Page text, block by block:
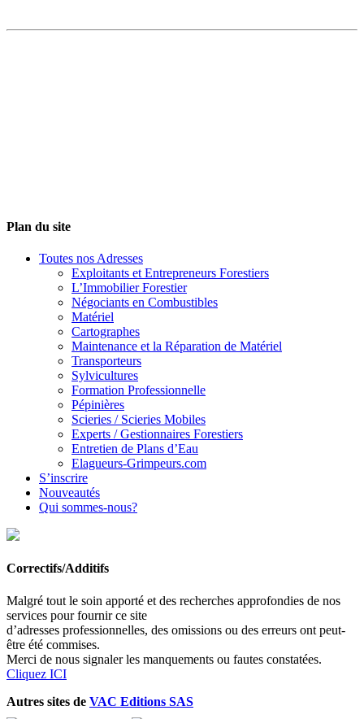
Plan du site
Toutes nos Adresses
Exploitants et Entrepreneurs Forestiers
L’Immobilier Forestier
Négociants en Combustibles
Matériel
Cartographes
Maintenance et la Réparation de Matériel
Transporteurs
Sylvicultures
Formation Professionnelle
Pépinières
Scieries / Scieries Mobiles
Experts / Gestionnaires Forestiers
Entretien de Plans d’Eau
Elagueurs-Grimpeurs.com
S’inscrire
Nouveautés
Qui sommes-nous?
Correctifs/Additifs
Malgré tout le soin apporté et des recherches approfondies de nos
services pour fournir ce site
d’adresses professionnelles, des omissions ou des erreurs ont peut-
être été commises.
Merci de nous signaler les manquements ou fautes constatées.
Cliquez ICI
Autres sites de VAC Editions SAS